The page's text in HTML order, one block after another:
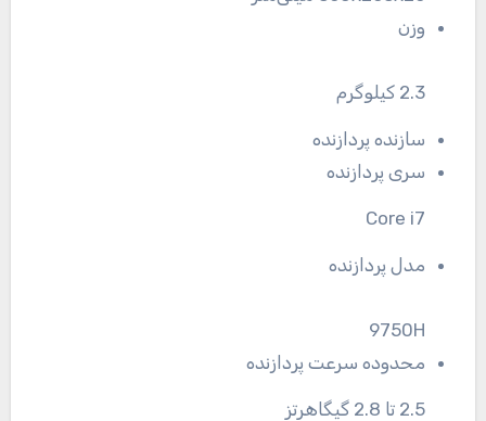
وزن
2.3 کیلوگرم
سازنده پردازنده
سری پردازنده
Core i7
مدل پردازنده
9750H
محدوده سرعت پردازنده
2.5 تا 2.8 گیگاهرتز